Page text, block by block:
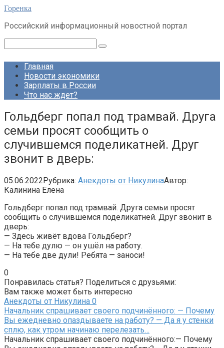
Перейти
контенту
Горенка
Российский информационный новостной портал
Главная
Новости экономики
Зарплаты в России
Что нас ждет?
Гольдберг попал под трамвай. Друга
семьи просят сообщить о
случившемся поделикатней. Друг
звонит в дверь:
05.06.2022Рубрика: Анекдоты от НикулинаАвтор:
Калинина Елена
Гольдберг попал под трамвай. Друга семьи просят
сообщить о случившемся поделикатней. Друг звонит в
дверь:
— Здесь живёт вдова Гольдберг?
— На тебе дулю — он ушёл на работу.
— На тебе две дули! Ребята — заноси!
0
Понравилась статья? Поделиться с друзьями:
Вам также может быть интересно
Анекдоты от Никулина 0
Начальник спрашивает своего подчинённого: — Почему
Вы ежедневно опаздываете на работу? — Да я у стенки
сплю, как утром начинаю перелезать…
Начальник спрашивает своего подчинённого:— Почему